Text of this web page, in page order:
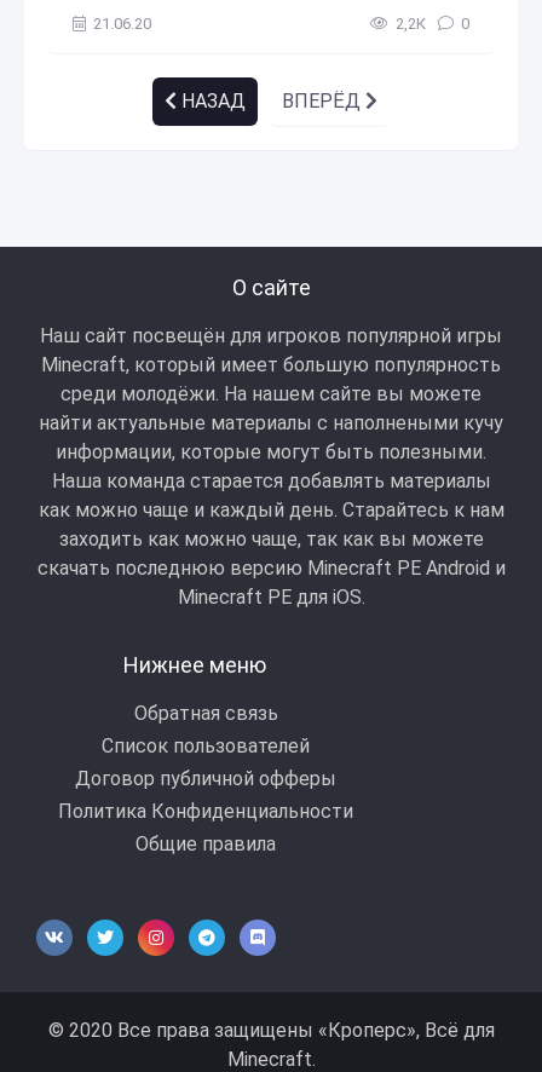
21.06.20 2,2К 0
НАЗАД ВПЕРЁД
О сайте
Наш сайт посвещён для игроков популярной игры
Minecraft, который имеет большую популярность
среди молодёжи. На нашем сайте вы можете
найти актуальные материалы с наполнеными кучу
информации, которые могут быть полезными.
Наша команда старается добавлять материалы
как можно чаще и каждый день. Старайтесь к нам
заходить как можно чаще, так как вы можете
скачать последнюю версию Minecraft PE Android и
Minecraft РЕ для iOS.
Нижнее меню
Обратная связь
Список пользователей
Договор публичной офферы
Политика Конфиденциальности
Общие правила
© 2020 Все права защищены «Кроперс», Всё для
Minecraft.